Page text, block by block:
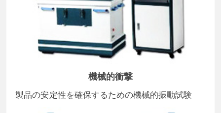
機械的衝撃
製品の安定性を確保するための機械的振動試験